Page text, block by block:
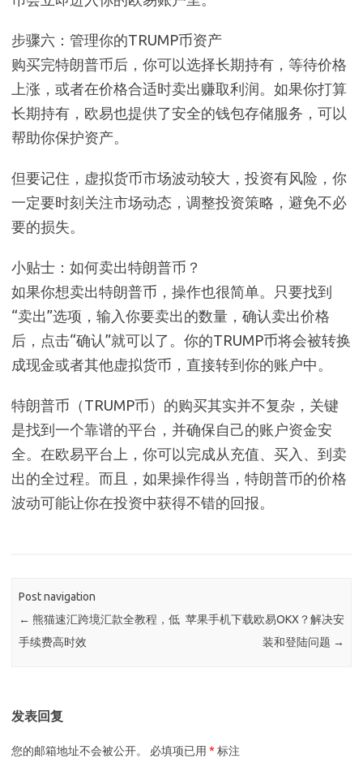
步骤六：管理你的TRUMP币资产
购买完特朗普币后，你可以选择长期持有，等待价格
上涨，或者在价格合适时卖出赚取利润。如果你打算
长期持有，欧易也提供了安全的钱包存储服务，可以
帮助你保护资产。
但要记住，虚拟货币市场波动较大，投资有风险，你
一定要时刻关注市场动态，调整投资策略，避免不必
要的损失。
小贴士：如何卖出特朗普币？
如果你想卖出特朗普币，操作也很简单。只要找到
“卖出”选项，输入你要卖出的数量，确认卖出价格
后，点击“确认”就可以了。你的TRUMP币将会被转换
成现金或者其他虚拟货币，直接转到你的账户中。
特朗普币（TRUMP币）的购买其实并不复杂，关键
是找到一个靠谱的平台，并确保自己的账户资金安
全。在欧易平台上，你可以完成从充值、买入、到卖
出的全过程。而且，如果操作得当，特朗普币的价格
波动可能让你在投资中获得不错的回报。
Post navigation
← 熊猫速汇跨境汇款全教程，低
手续费高时效
苹果手机下载欧易OKX？解决安
装和登陆问题 →
发表回复
您的邮箱地址不会被公开。 必填项已用 * 标注